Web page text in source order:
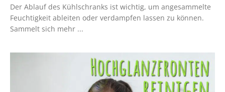
Der Ablauf des Kühlschranks ist wichtig, um angesammelte
Feuchtigkeit ableiten oder verdampfen lassen zu können.
Sammelt sich mehr ...